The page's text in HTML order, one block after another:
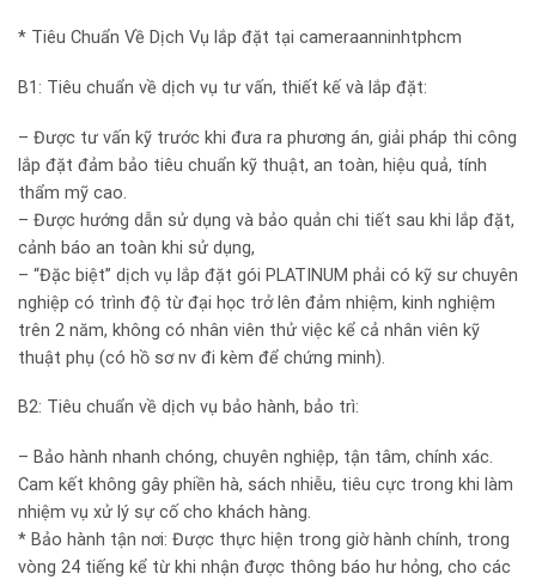
* Tiêu Chuẩn Về Dịch Vụ lắp đặt tại cameraanninhtphcm
​B1: Tiêu chuẩn về dịch vụ tư vấn, thiết kế và lắp đặt:
– Được tư vấn kỹ trước khi đưa ra phương án, giải pháp thi công
lắp đặt đảm bảo tiêu chuẩn kỹ thuật, an toàn, hiệu quả, tính
thẩm mỹ cao.
– Được hướng dẫn sử dụng và bảo quản chi tiết sau khi lắp đặt,
cảnh báo an toàn khi sử dụng,
– “Đặc biệt” dịch vụ lắp đặt gói PLATINUM phải có kỹ sư chuyên
nghiệp có trình độ từ đại học trở lên đảm nhiệm, kinh nghiệm
trên 2 năm, không có nhân viên thử việc kể cả nhân viên kỹ
thuật phụ (có hồ sơ nv đi kèm để chứng minh).
B2: Tiêu chuẩn về dịch vụ bảo hành, bảo trì:
– Bảo hành nhanh chóng, chuyên nghiệp, tận tâm, chính xác.
Cam kết không gây phiền hà, sách nhiễu, tiêu cực trong khi làm
nhiệm vụ xử lý sự cố cho khách hàng.
* Bảo hành tận nơi: Được thực hiện trong giờ hành chính, trong
vòng 24 tiếng kể từ khi nhận được thông báo hư hỏng, cho các